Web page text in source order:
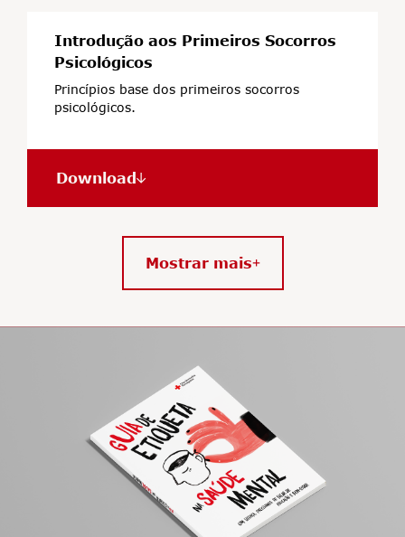
Introdução aos Primeiros Socorros
Psicológicos
Princípios base dos primeiros socorros
psicológicos.
Download
Mostrar mais